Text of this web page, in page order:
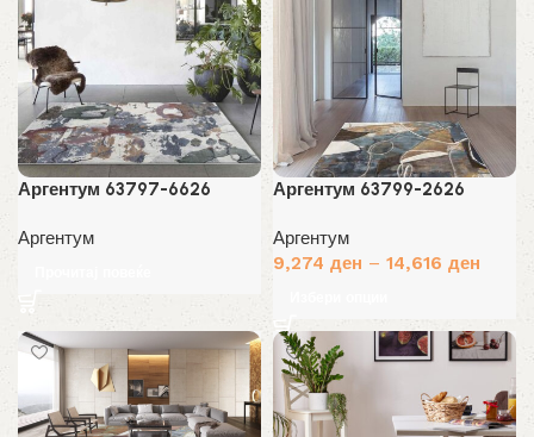
Аргентум 63797-6626
Аргентум
Аргентум 63799-2626
Аргентум
9,274 ден – 14,616 ден